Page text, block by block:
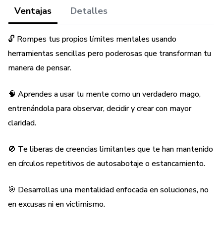
limitantes, transformar miedos en poder y conectar con el
No necesitas ser mago… solo necesitas atreverte a ver tu
mente con nuevos ojos.
Ventajas Detalles
🔓 Rompes tus propios límites mentales usando
herramientas sencillas pero poderosas que transforman tu
manera de pensar.
🧠 Aprendes a usar tu mente como un verdadero mago,
entrenándola para observar, decidir y crear con mayor
claridad.
🚫 Te liberas de creencias limitantes que te han mantenido
en círculos repetitivos de autosabotaje o estancamiento.
🎯 Desarrollas una mentalidad enfocada en soluciones, no
en excusas ni en victimismo.